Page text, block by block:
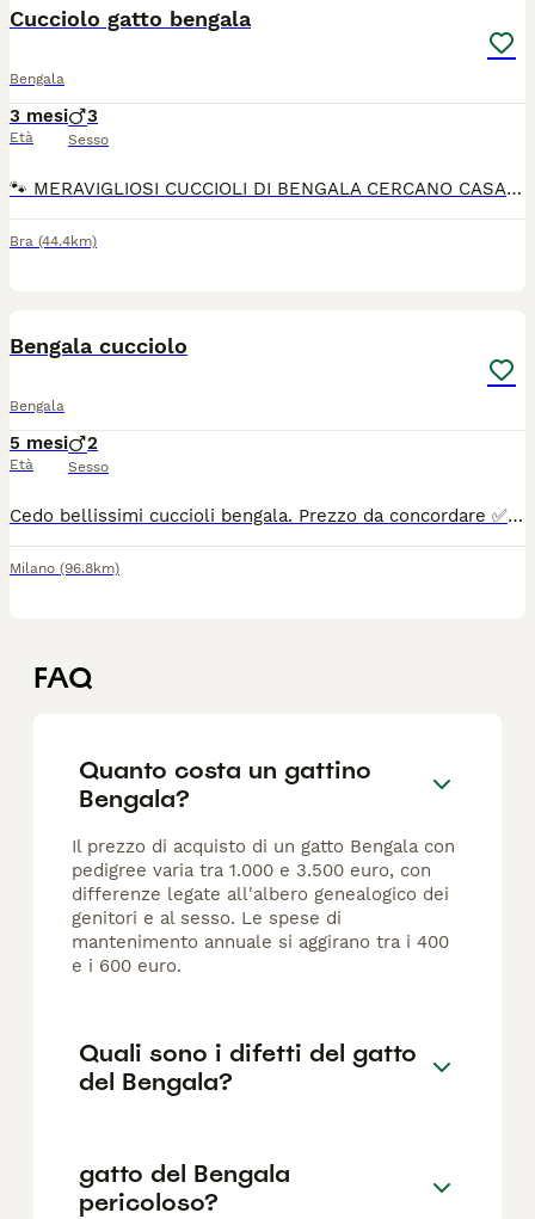
Cucciolo gatto bengala
Bengala
3 mesi
Età
3
Sesso
🐾 MERAVIGLIOSI CUCCIOLI DI BENGALA CERCANO CASA! 🐾 Tre splendidi fratellini, maschietti di razza Bengala nelle rarissime e affascinanti varianti "Snow", sono pronti a rubarvi il cuore. 🐆✨ ​Se state cercando un compagno di vita dinamico, affettuoso, intelligente e con il fascino di un piccolo leopardo domestico, lo avete appena trovato! ​📅 Data di nascita: 15.04.2026 👁️ Tratti particolari: Occhi azzurri magnetici e un mantello chiaro con rosette stupende. ​I piccoli sono cresciuti in ambiente familiare, sono super socievoli, giocherelloni e già abituati alla vita in casa. ➡️ I cuccioli saranno ceduti con: Pedigree ANFI Doppia vaccinazione Sverminati Microchippati Libretto sanitario Contratto di cessione II papà Mufasa è CAMPIONE INTERNAZIONALE 🏆💙 ​📍 Ci troviamo a Bra ​📩 Per info e altre foto/video dei singoli cuccioli, scriveteci un messaggio privato. ​Solo per veri amanti della razza e amanti degli animali. No perditempo.
Bra (44.4km)
Bengala cucciolo
Bengala
5 mesi
Età
2
Sesso
Cedo bellissimi cuccioli bengala. Prezzo da concordare ✅microchip ✅vaccinazione ✅libretto sanitario ✅esami salute ✅esami salute intestinale.
Milano (96.8km)
FAQ
Quanto costa un gattino
Bengala?
Il prezzo di acquisto di un gatto Bengala con
pedigree varia tra 1.000 e 3.500 euro, con
differenze legate all'albero genealogico dei
genitori e al sesso. Le spese di
mantenimento annuale si aggirano tra i 400
e i 600 euro.
Quali sono i difetti del gatto
del Bengala?
gatto del Bengala
pericoloso?